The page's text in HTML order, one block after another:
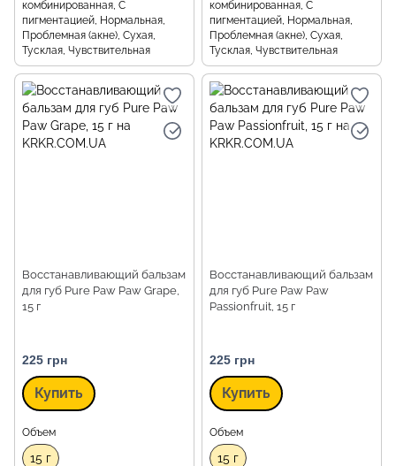
комбинированная, С
пигментацией, Нормальная,
Проблемная (акне), Сухая,
Тусклая, Чувствительная
комбинированная, С
пигментацией, Нормальная,
Проблемная (акне), Сухая,
Тусклая, Чувствительная
Восстанавливающий бальзам
для губ Pure Paw Paw Grape,
15 г
225 грн
Купить
Объем
15 г
Восстанавливающий бальзам
для губ Pure Paw Paw
Passionfruit, 15 г
225 грн
Купить
Объем
15 г